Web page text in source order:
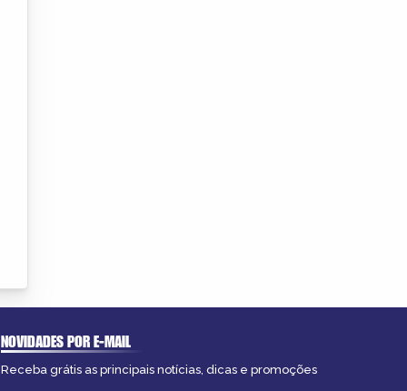
NOVIDADES POR E-MAIL
Receba grátis as principais notícias, dicas e promoções